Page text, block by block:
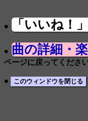
● 「いいね！
● 曲の詳細・
ページに戻ってください
●